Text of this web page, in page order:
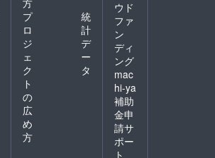
プ
ロ
ジ
ェ
ク
ト
の
広
め
方
統
計
デ
ー
タ
ウド
ファ
ン
ディ
ング
mac
hi-ya
補助
金申
請サ
ポー
ト